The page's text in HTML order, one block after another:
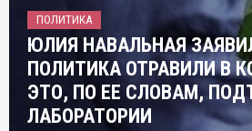
ПОЛИТИКА
ЮЛИЯ НАВАЛЬНАЯ
ПОЛИТИКА ОТРАВИЛИ В
ЭТО, ПО ЕЕ СЛОВАМ,
ЛАБОРАТОРИИ